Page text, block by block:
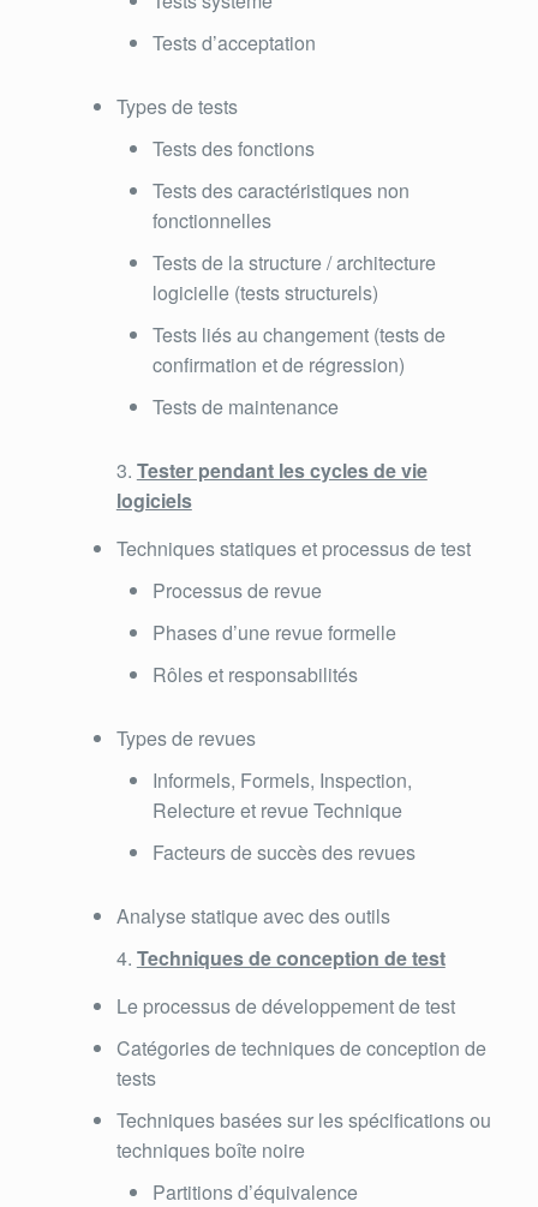
Tests d’acceptation
Types de tests
Tests des fonctions
Tests des caractéristiques non
fonctionnelles
Tests de la structure / architecture
logicielle (tests structurels)
Tests liés au changement (tests de
confirmation et de régression)
Tests de maintenance
Tester pendant les cycles de vie
logiciels
Techniques statiques et processus de test
Processus de revue
Phases d’une revue formelle
Rôles et responsabilités
Types de revues
Informels, Formels, Inspection,
Relecture et revue Technique
Facteurs de succès des revues
Analyse statique avec des outils
Techniques de conception de test
Le processus de développement de test
Catégories de techniques de conception de
tests
Techniques basées sur les spécifications ou
techniques boîte noire
Partitions d’équivalence